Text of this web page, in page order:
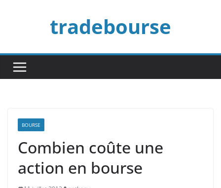
tradebourse
BOURSE
Combien coûte une
action en bourse